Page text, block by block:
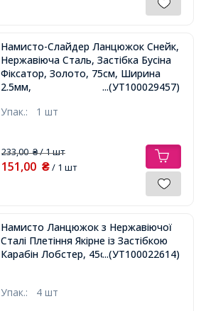
Намисто-Слайдер Ланцюжок Снейк,
Нержавіюча Сталь, Застібка Бусіна
Фіксатор, Золото, 75см, Ширина
2.5мм,
...(УТ100029457)
Упак.: 1 шт
233,00₴/ 1 шт
151,00 ₴/ 1 шт
Намисто Ланцюжок з Нержавіючої
Сталі Плетіння Якірне із Застібкою
Карабін Лобстер, 45смх2мм,...(УТ100022614)
Упак.: 4 шт